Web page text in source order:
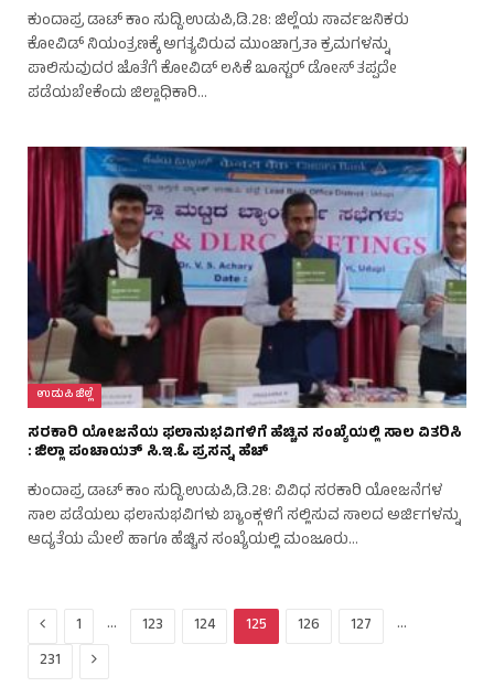
ಕುಂದಾಪ್ರ ಡಾಟ್ ಕಾಂ ಸುದ್ದಿ.ಉಡುಪಿ,ಡಿ.28: ಜಿಲ್ಲೆಯ ಸಾರ್ವಜನಿಕರು
ಕೋವಿಡ್ ನಿಯಂತ್ರಣಕ್ಕೆ ಅಗತ್ಯವಿರುವ ಮುಂಜಾಗ್ರತಾ ಕ್ರಮಗಳನ್ನು
ಪಾಲಿಸುವುದರ ಜೊತೆಗೆ ಕೋವಿಡ್ ಲಸಿಕೆ ಬೂಸ್ಟರ್ ಡೋಸ್ ತಪ್ಪದೇ
ಪಡೆಯಬೇಕೆಂದು ಜಿಲ್ಲಾಧಿಕಾರಿ…
ಉಡುಪಿ ಜಿಲ್ಲೆ
ಸರಕಾರಿ ಯೋಜನೆಯ ಫಲಾನುಭವಿಗಳಿಗೆ ಹೆಚ್ಚಿನ ಸಂಖ್ಯೆಯಲ್ಲಿ ಸಾಲ ವಿತರಿಸಿ
: ಜಿಲ್ಲಾ ಪಂಚಾಯತ್ ಸಿ.ಇ.ಓ ಪ್ರಸನ್ನ ಹೆಚ್
ಕುಂದಾಪ್ರ ಡಾಟ್ ಕಾಂ ಸುದ್ದಿ.ಉಡುಪಿ,ಡಿ.28: ವಿವಿಧ ಸರಕಾರಿ ಯೋಜನೆಗಳ
ಸಾಲ ಪಡೆಯಲು ಫಲಾನುಭವಿಗಳು ಬ್ಯಾಂಕ್ಗಳಿಗೆ ಸಲ್ಲಿಸುವ ಸಾಲದ ಅರ್ಜಿಗಳನ್ನು
ಆದ್ಯತೆಯ ಮೇಲೆ ಹಾಗೂ ಹೆಚ್ಚಿನ ಸಂಖ್ಯೆಯಲ್ಲಿ ಮಂಜೂರು…
Previous
1 … 123 124 125 126 127
…
231
Next